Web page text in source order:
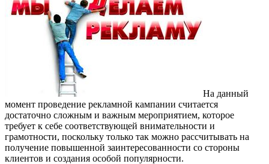
На данный
момент проведение рекламной кампании считается
достаточно сложным и важным мероприятием, которое
требует к себе соответствующей внимательности и
грамотности, поскольку только так можно рассчитывать на
получение повышенной заинтересованности со стороны
клиентов и создания особой популярности.